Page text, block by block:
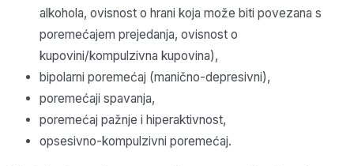
alkohola, ovisnost o hrani koja može biti povezana s
poremećajem prejedanja, ovisnost o
kupovini/kompulzivna kupovina),
bipolarni poremećaj (manično-depresivni),
poremećaji spavanja,
poremećaj pažnje i hiperaktivnost,
opsesivno-kompulzivni poremećaj.